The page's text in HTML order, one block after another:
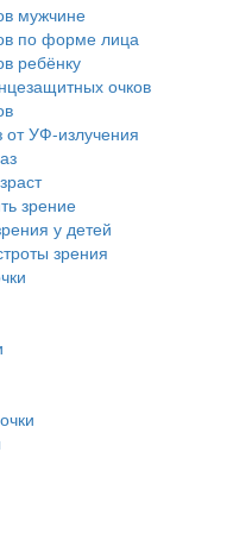
мужчине
по форме лица
ребёнку
очков
от УФ-излучения
зрение
у детей
зрения